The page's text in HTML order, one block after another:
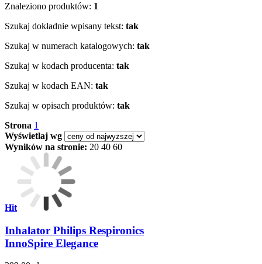
Znaleziono produktów: 1
Szukaj dokładnie wpisany tekst: tak
Szukaj w numerach katalogowych: tak
Szukaj w kodach producenta: tak
Szukaj w kodach EAN: tak
Szukaj w opisach produktów: tak
Strona 1
Wyświetlaj wg
Wyników na stronie: 20 40 60
Hit
Inhalator Philips Respironics
InnoSpire Elegance